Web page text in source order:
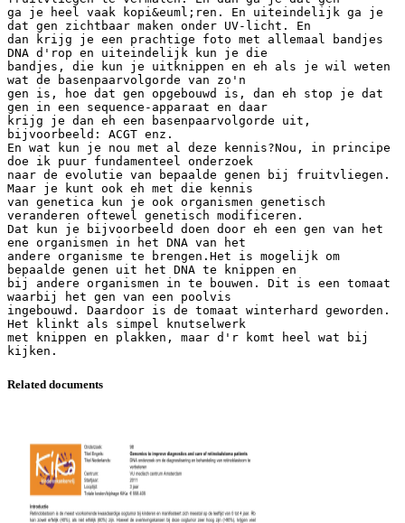
ga je heel vaak kopi&euml;ren. En uiteindelijk ga je
dat gen zichtbaar maken onder UV-licht. En
dan krijg je een prachtige foto met allemaal bandjes
DNA d'rop en uiteindelijk kun je die
bandjes, die kun je uitknippen en eh als je wil weten
wat de basenpaarvolgorde van zo'n
gen is, hoe dat gen opgebouwd is, dan eh stop je dat
gen in een sequence-apparaat en daar
krijg je dan eh een basenpaarvolgorde uit,
bijvoorbeeld: ACGT enz.
En wat kun je nou met al deze kennis?Nou, in principe
doe ik puur fundamenteel onderzoek
naar de evolutie van bepaalde genen bij fruitvliegen.
Maar je kunt ook eh met die kennis
van genetica kun je ook organismen genetisch
veranderen oftewel genetisch modificeren.
Dat kun je bijvoorbeeld doen door eh een gen van het
ene organismen in het DNA van het
andere organisme te brengen.Het is mogelijk om
bepaalde genen uit het DNA te knippen en
bij andere organismen in te bouwen. Dit is een tomaat
waarbij het gen van een poolvis
ingebouwd. Daardoor is de tomaat winterhard geworden.
Het klinkt als simpel knutselwerk
met knippen en plakken, maar d'r komt heel wat bij
Related documents